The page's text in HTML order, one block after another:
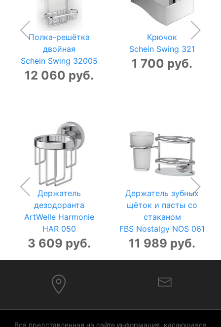
Полка-решётка
двойная
Schein Swing 32005
12 060 руб.
Крючок
Schein Swing 321
1 700 руб.
Держатель
дезодоранта
ArtWelle Harmonie
HAR 050
3 609 руб.
Держатель зубных
щёток и пасты со
стаканом
FBS Nostalgy NOS 061
11 989 руб.
Вся представленная на сайте информация, касающаяся